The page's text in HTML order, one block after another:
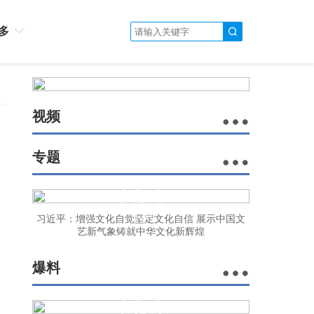
视频
专题
习近平：增强文化自觉坚定文化自信 展示中国文
艺新气象铸就中华文化新辉煌
爆料